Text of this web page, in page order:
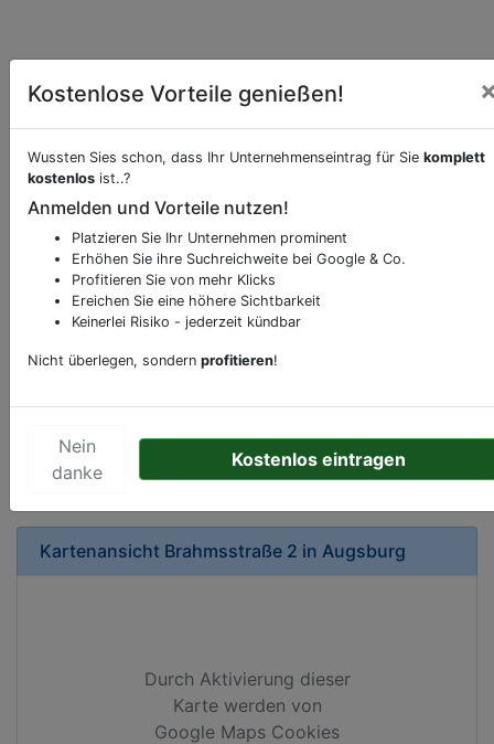
Beschreibung & Services von
Fleischerei-Schlachterei
Sie möchten eine Beschreibung, Dienstleistung
oder andere relevante Informationen hinzufügen?
Gerne erweitern wir Ihren Firmeneintrag um
Ihren Wettbewerbern abheben.
Kartenansicht Brahmsstraße 2 in Augsburg
Durch Aktivierung dieser
Karte werden von
Google Maps Cookies
Kostenlose Vorteile genießen!
Wussten Sies schon, dass Ihr Unternehmenseintrag für Sie komplett
kostenlos ist..?
Anmelden und Vorteile nutzen!
Platzieren Sie Ihr Unternehmen prominent
Erhöhen Sie ihre Suchreichweite bei Google & Co.
Profitieren Sie von mehr Klicks
Ereichen Sie eine höhere Sichtbarkeit
Keinerlei Risiko - jederzeit kündbar
Nicht überlegen, sondern profitieren!
Nein
danke
Kostenlos eintragen